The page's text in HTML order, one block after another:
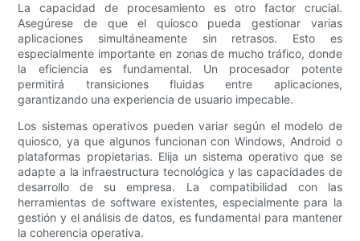
La capacidad de procesamiento es otro factor crucial.
Asegúrese de que el quiosco pueda gestionar varias
aplicaciones simultáneamente sin retrasos. Esto es
especialmente importante en zonas de mucho tráfico, donde
la eficiencia es fundamental. Un procesador potente
permitirá transiciones fluidas entre aplicaciones,
garantizando una experiencia de usuario impecable.
Los sistemas operativos pueden variar según el modelo de
quiosco, ya que algunos funcionan con Windows, Android o
plataformas propietarias. Elija un sistema operativo que se
adapte a la infraestructura tecnológica y las capacidades de
desarrollo de su empresa. La compatibilidad con las
herramientas de software existentes, especialmente para la
gestión y el análisis de datos, es fundamental para mantener
la coherencia operativa.